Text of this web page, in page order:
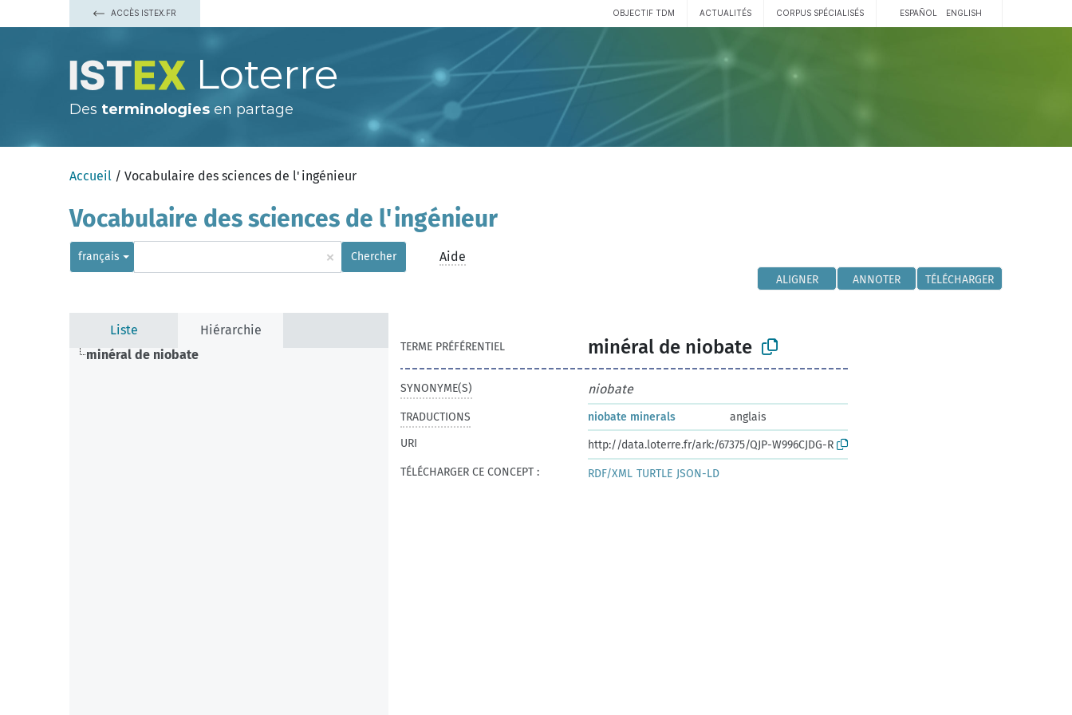
ACCÈS ISTEX.FR OBJECTIF TDM ACTUALITÉS CORPUS SPÉCIALISÉS ESPAÑOL ENGLISH
Loterre
Des terminologies en partage
Accueil / Vocabulaire des sciences de l'ingénieur
Vocabulaire des sciences de l'ingénieur
français × Chercher Aide
ALIGNER ANNOTER TÉLÉCHARGER
Liste
Hiérarchie
minéral de niobate
TERME PRÉFÉRENTIEL minéral de niobate
SYNONYME(S) niobate
TRADUCTIONS niobate minerals
anglais
URI
http://data.loterre.fr/ark:/67375/QJP-W996CJDG-R
TÉLÉCHARGER CE CONCEPT :
RDF/XML TURTLE JSON-LD